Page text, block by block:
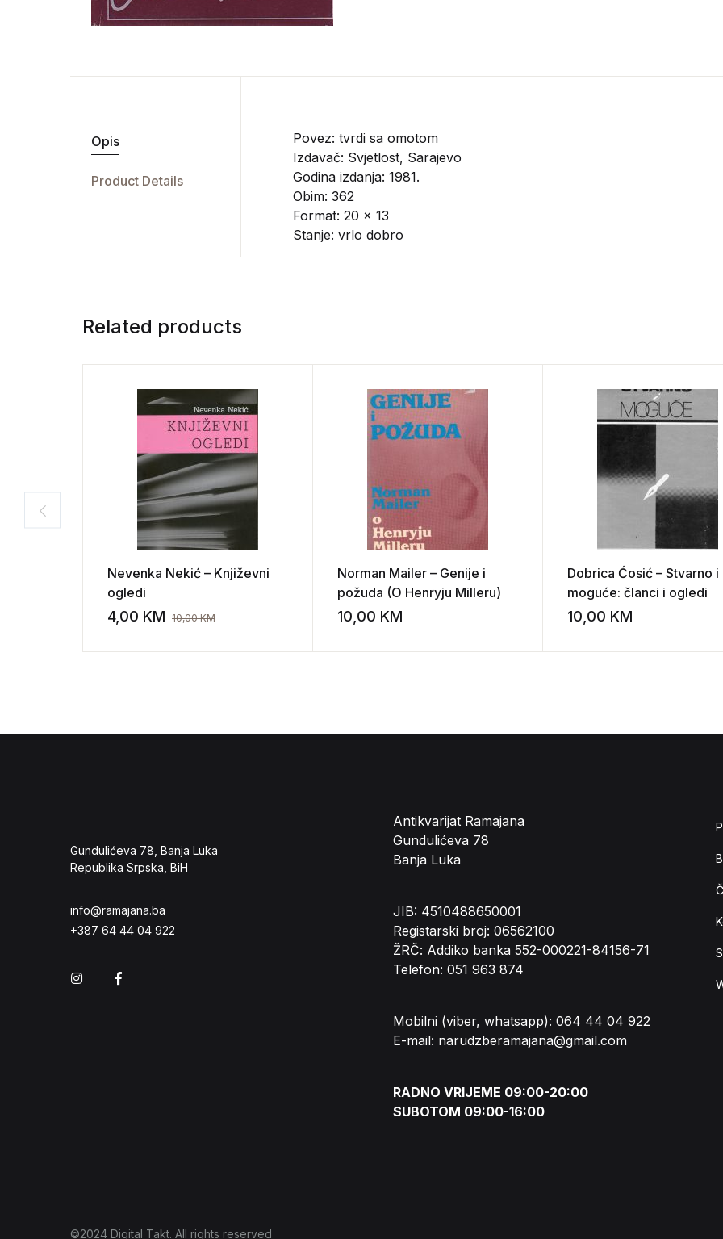
Opis
Product Details
Povez: tvrdi sa omotom
Izdavač: Svjetlost, Sarajevo
Godina izdanja: 1981.
Obim: 362
Format: 20 x 13
Stanje: vrlo dobro
Related products
Nevenka Nekić – Književni
ogledi
4,00 KM 10,00KM Add to wishlist
Norman Mailer – Genije i
požuda (O Henryju Milleru)
10,00 KM Add to wishlist
Dobrica Ćosić – Stvarno i
moguće: članci i ogledi
10,00 KM
Gundulićeva 78, Banja Luka
Republika Srpska, BiH
info@ramajana.ba
+387 64 44 04 922
Instagram
Antikvarijat Ramajana
Gundulićeva 78
Banja Luka
JIB: 4510488650001
Registarski broj: 06562100
ŽRČ: Addiko banka 552-000221-84156-71
Telefon: 051 963 874
Mobilni (viber, whatsapp): 064 44 04 922
E-mail: narudzberamajana@gmail.com
RADNO VRIJEME 09:00-20:00
SUBOTOM 09:00-16:00
©2024 Digital Takt. All rights reserved